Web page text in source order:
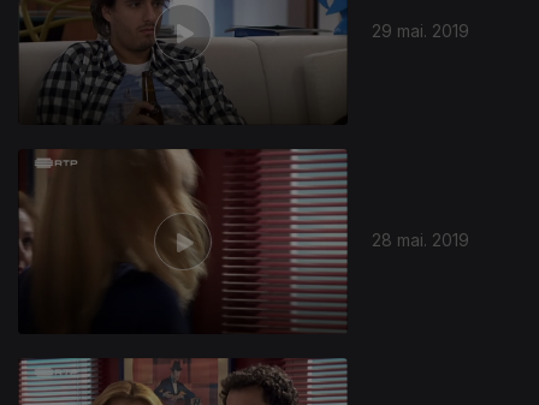
29 mai. 2019
28 mai. 2019
408735